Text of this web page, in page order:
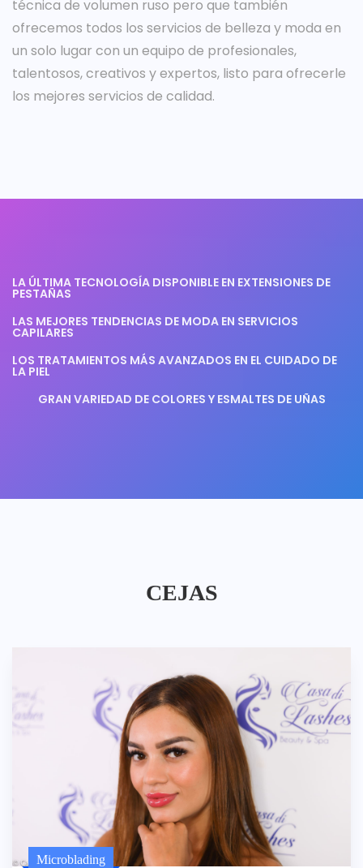
técnica de volumen ruso pero que también
ofrecemos todos los servicios de belleza y moda en
un solo lugar con un equipo de profesionales,
talentosos, creativos y expertos, listo para ofrecerle
los mejores servicios de calidad.
LA ÚLTIMA TECNOLOGÍA DISPONIBLE EN EXTENSIONES DE
PESTAÑAS
LAS MEJORES TENDENCIAS DE MODA EN SERVICIOS
CAPILARES
LOS TRATAMIENTOS MÁS AVANZADOS EN EL CUIDADO DE
LA PIEL
GRAN VARIEDAD DE COLORES Y ESMALTES DE UÑAS
CEJAS
Microblading